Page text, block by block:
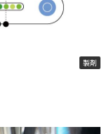
製剤